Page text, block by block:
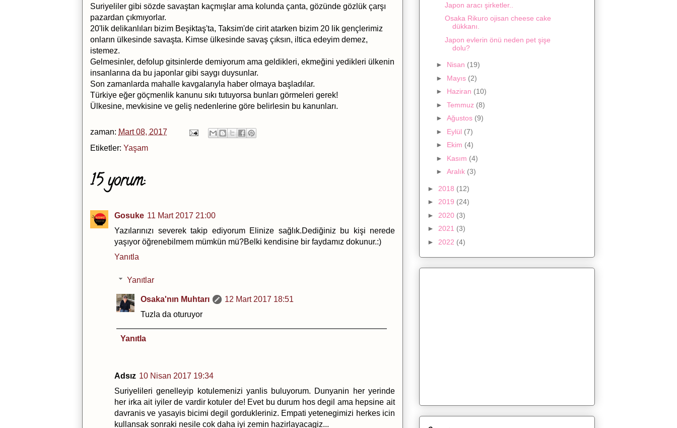
Suriyeliler gibi sözde savaştan kaçmışlar ama kolunda çanta, gözünde gözlük çarşı
pazardan çıkmıyorlar.
20'lik delikanlıları bizim Beşiktaş'ta, Taksim'de cirit atarken bizim 20 lik gençlerimiz
onların ülkesinde savaşta. Kimse ülkesinde savaş çıksın, iltica edeyim demez,
istemez.
Gelmesinler, defolup gitsinlerde demiyorum ama geldikleri, ekmeğini yedikleri ülkenin
insanlarına da bu japonlar gibi saygı duysunlar.
Son zamanlarda mahalle kavgalarıyla haber olmaya başladılar.
Türkiye eğer göçmenlik kanunu sıkı tutuyorsa bunları görmeleri gerek!
Ülkesine, mevkisine ve geliş nedenlerine göre belirlesin bu kanunları.
zaman: Mart 08, 2017
Etiketler: Yaşam
15 yorum:
Gosuke 11 Mart 2017 21:00
Yazılarınızı severek takip ediyorum Elinize sağlık.Dediğiniz bu kişi nerede
yaşıyor öğrenebilmem mümkün mü?Belki kendisine bir faydamız dokunur.:)
Yanıtla
Yanıtlar
Osaka'nın Muhtarı
12 Mart 2017 18:51
Tuzla da oturuyor
Yanıtla
Adsız 10 Nisan 2017 19:34
Suriyelileri genelleyip kotulemenizi yanlis buluyorum. Dunyanin her yerinde
her irka ait iyiler de vardir kotuler de! Evet bu durum hos degil ama hepsine ait
davranis ve yasayis bicimi degil gordukleriniz. Empati yetenegimizi herkes icin
kullansak sonraki nesile cok daha iyi zemin hazirlayacagiz...
Japon aracı şirketler..
Osaka Rikuro ojisan cheese cake
dükkanı.
Japon evlerin önü neden pet şişe
dolu?
► Nisan (19)
► Mayıs (2)
► Haziran (10)
► Temmuz (8)
► Ağustos (9)
► Eylül (7)
► Ekim (4)
► Kasım (4)
► Aralık (3)
► 2018 (12)
► 2019 (24)
► 2020 (3)
► 2021 (3)
► 2022 (4)